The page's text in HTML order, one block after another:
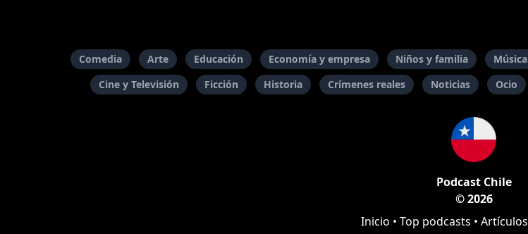
Comedia Arte Educación Economía y empresa Niños y familia Música
Cine y Televisión
Ficción Historia Crímenes reales Noticias Ocio
Podcast Chile
© 2026
Inicio • Top podcasts • Artículos